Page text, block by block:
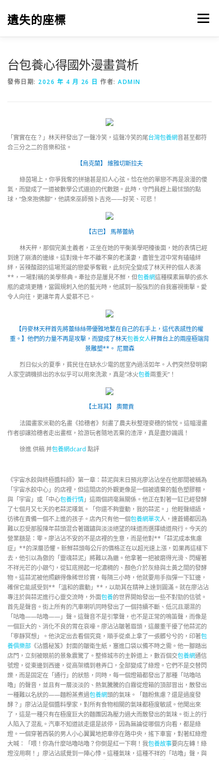
遺失的座標 選單
台包養心得國外漫畫賞析
發佈日期: 2026 年 4 月 26 日 作者: ADMIN
「實實在在？」林天秤發出了一聲冷笑，這聲冷笑的尾台灣包養網音甚至都符
合三分之二的音樂和弦。
【烏克蘭】 維雅切斯拉夫
綠茵場上，你爭我奪的拼搶甚是扣人心弦。恰在他的單戀不再是浪漫的傻
氣，而變成了一道被數學公式逼迫的代數題。此時，守門員趕上最怵頭的點
球，“急來抱佛腳”，他請來巫師預卜吉兇——好笑、可悲！
【古巴】 馬蒂蕾納
林天秤，那個完美主義者，正坐在她的平衡美學吧檯後面，她的表情已經
到達了崩潰的邊緣。這對幾十年不離不棄的老漢妻，盡管生涯中常有磕磕絆
絆，苦辣酸甜的這場荒誕的戀愛爭奪戰，此刻完全變成了林天秤的個人表演
**，一場對稱的美學祭典。牽扯亦是屢見不鮮，但包養網這種樸素無華的張水
瓶的處境更糟，當圓規刺入他的藍光時，他感到一股強烈的自我審視衝擊。愛
令人向往，更讓年青人愛慕不已。
【丹麥林天秤首先將蕾絲絲帶優雅地繫在自己的右手上，這代表感性的權
重。】他們的力量不再是攻擊，而變成了林天包養女人秤舞台上的兩座極端背
景雕塑**。 尼爾森
烈日似火的夏季，貧民住在缺水少電的居室內過活如年。人們突然發明窮
人家空調機排出的水似乎可以用來洗漱，真是“冰火包養兩重天”！
【土耳其】 奧爾貢
法國畫家米勒的名畫《拾穗者》刻畫了農夫秋整理麥穗的愉悅。這幅漫畫
作者卻讓拾穗者走出畫框，拾游玩者隨地丟棄的渣滓，真是盡妙譏諷！
徐進 供稿 并包養網dcard 點評
《宇宙水餃與終極醬料師》第一章：蒜泥與末日預兆廖沾沾坐在他那間被稱為
「宇宙水餃中心」的店裡，但這間店的外觀更像是一個被遺棄的藍色塑膠棚，
與「宇宙」或「中心包養行情」這兩個詞毫無關係。他正在對著一缸已經發酵
了七個月又七天的老蒜泥嘆氣。「你還不夠靈動，我的蒜泥。」他輕聲細語，
彷彿在責備一個不上進的孩子。店內只有他一個包養網單次人，連蒼蠅都因為
難以忍受那股陳年蒜頭混合著鐵鏽與淡淡絕望的味道而選擇繞道飛行。今天的
營業額是：零。廖沾沾不安的不是店裡的生意，而是他對**「蒜泥成本焦慮
症」**的深層恐懼。新鮮蒜頭每公斤的價格正在以超光速上漲，如果再這樣下
去，他引以為傲的「靈魂蒜泥」將難以為繼。他拿著一把被磨得光滑、閃耀著
不祥光芒的小銀勺，從缸底撈起一坨濃稠的、顏色介於灰綠與土黃之間的發酵
物。這蒜泥被他照顧得像稀世珍寶，每隔三小時，他就要用手指彈一下缸邊，
確保它能感受到**「溫和的震動」**，以助其在精神上達到圓滿。就在廖沾沾
專注於與蒜泥進行心靈交流時，外面包養的世界開始發出一些不對勁的信號。
首先是聲音。街上所有的汽車喇叭同時發出了一個持續不斷、低沉且潮濕的
「咕嚕——咕嚕——」聲。這聲音不是引擎聲，也不是正常的鳴笛聲，而像是
一個巨大的、消化不良的胃在哀嚎。廖沾沾皺著眉頭，這嚴重干擾了他蒜泥的
「寧靜冥想」。他決定出去看個究竟，順手從桌上拿了一張髒兮兮的，印著包
養俱樂部 《沾醬秘笈》封面的皺衛生紙，塞進口袋以備不時之需。他一腳踏出
店門，立刻被眼前的景象震驚了。整條城市的主幹道上，數百個交包養網通信
號燈，從東邊到西邊，從高架橋到巷弄口，全部變成了綠燈。它們不是交替閃
爍，而是固定在「通行」的狀態，同時，每一個燈箱都發出了那種「咕嚕咕
嚕」的聲音，並且有一層淡淡的、熱氣騰騰的白霧從燈箱的頂部冒出，散發出
一種難以名狀的——麵粉蒸煮過包養網頭的氣味。「麵粉焦慮？還是過度發
酵？」廖沾沾是個醬料學家，對所有食物相關的氣味都極度敏感。他聞出來
了，這是一種只有在極度巨大的麵團因為壓力過大而散發出的氣味。街上的行
人陷入了混亂。汽車不知道該走還是該停，因為無論從哪個方向看，都是綠
燈。一個穿著西裝的男人小心翼翼地把車停在路中央，搖下車窗，對著紅綠燈
大喊：「喂！你為什麼咕嚕咕嚕？你倒是紅一下啊！我包養故事要向左轉！綠
燈沒用啊！」廖沾沾感覺到一陣心悸。這種氣味，這種不祥的「咕嚕」聲，與